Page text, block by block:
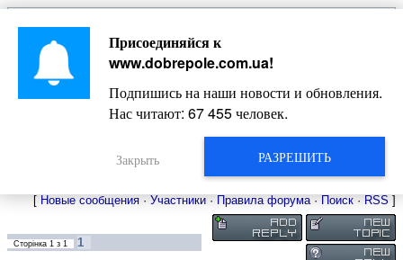
Главная
Новости
Довідкова
Фото
Оголошення
Видео
Жизнь Добропольского края
[ Новые сообщения · Участники · Правила форума· Поиск · RSS ]
Сторінка 1 з 1 1
Присоединяйся к
www.dobrepole.com.ua!
Подпишись на наши новости и обновления.
Нас читают: 67 455человек.
РАЗРЕШИТЬ
Закрыть